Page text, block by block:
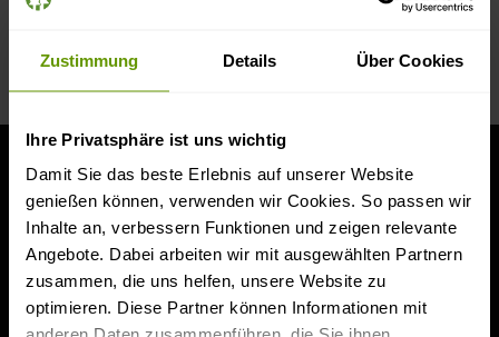
Zustimmung Details Über Cookies
Ihre Privatsphäre ist uns wichtig
Damit Sie das beste Erlebnis auf unserer Website
genießen können, verwenden wir Cookies. So passen wir
Inhalte an, verbessern Funktionen und zeigen relevante
Angebote. Dabei arbeiten wir mit ausgewählten Partnern
zusammen, die uns helfen, unsere Website zu
optimieren. Diese Partner können Informationen mit
Informationen
Kontakt
Versand- und Zahlungsbedingungen
Widerrufsrecht und Widerrufsformular
Datenschutz und Privatsphäre